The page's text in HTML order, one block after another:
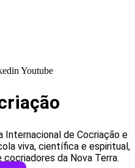
Youtube
Internacional de Cocriação e
viva, científica e espiritual,
da Nova Terra.